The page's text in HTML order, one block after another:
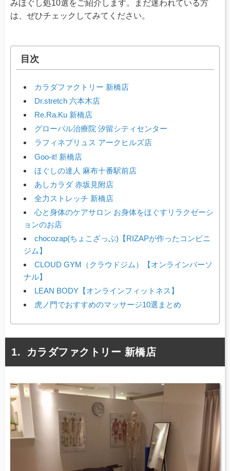
みほぐし処10選をご紹介します。まだ迷われている方
は、ぜひチェックしてみてください。
目次
カラダファクトリー 新橋店
Dr.stretch 六本木店
Re.Ra.Ku 新橋店
グローバル治療院 汐留シティセンター
ラフィネプリュス アークヒルズ店
Goo-it! 新橋店
ほぐしの達人 麻布十番駅前店
あしカラダ 赤坂見附店
全力ストレッチ 新橋店
心と身体のケアサロン お身体をほぐすリラクゼーシ
ョンのお店
chocozap(ちょこざっぷ)【RIZAPが作ったコンビニ
ジム】
CLOUD GYM（クラウドジム）【オンラインパーソ
ナル】
LEAN BODY【オンラインフィットネス】
虎ノ門でおすすめのマッサージ10選まとめ
カラダファクトリー 新橋店